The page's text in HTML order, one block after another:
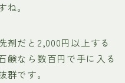
。
剤だと2,000円以上する
鹸なら数百円で手に入る
です。